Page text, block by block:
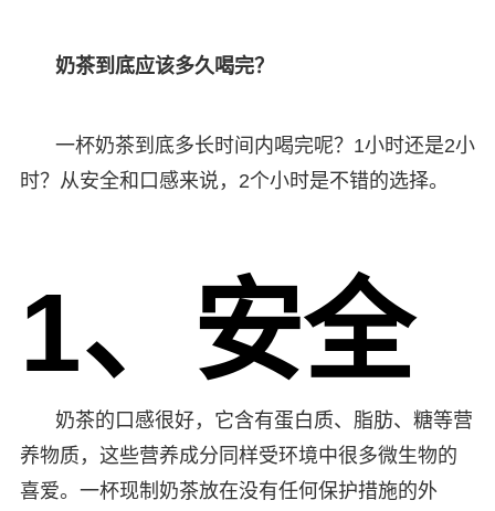
奶茶到底应该多久喝完？
一杯奶茶到底多长时间内喝完呢？1小时还是2小
时？从安全和口感来说，2个小时是不错的选择。
1、安全
奶茶的口感很好，它含有蛋白质、脂肪、糖等营
养物质，这些营养成分同样受环境中很多微生物的
喜爱。一杯现制奶茶放在没有任何保护措施的外